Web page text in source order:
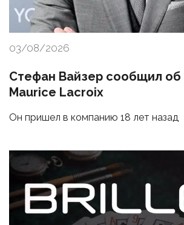
03/08/2026
Стефан Вайзер сообщил об
Maurice Lacroix
Он пришел в компанию 18 лет назад